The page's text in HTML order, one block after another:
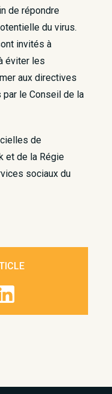
de répondre
du virus.
invités à
éviter les
aux directives
le Conseil de la
de
et de la Régie
sociaux du